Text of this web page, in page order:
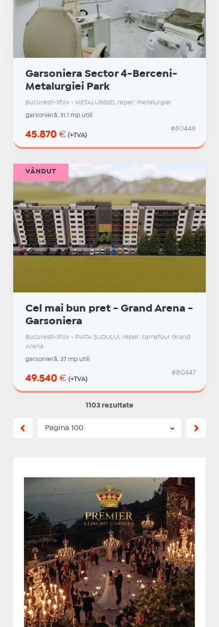
Garsoniera Sector 4-Berceni-
Metalurgiei Park
Bucuresti-Ilfov - METALURGIEI, reper: metalurgiei
garsonieră, 31.1 mp utili
45.870 € (+TVA)
#80448
Cel mai bun pret - Grand Arena -
Garsoniera
Bucuresti-Ilfov - PIATA SUDULUI, reper: carrefour Grand
Arena
garsonieră, 37 mp utili
49.540 € (+TVA)
#80447
VÂNDUT
1103 rezultate